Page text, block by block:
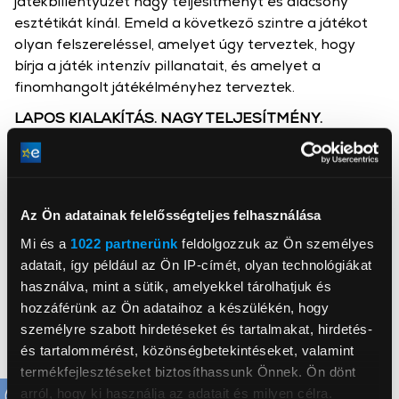
Az Ön adatainak felelősségteljes felhasználása
Mi és a 1022 partnerünk feldolgozzuk az Ön személyes
adatait, így például az Ön IP-címét, olyan technológiákat
használva, mint a sütik, amelyekkel tárolhatjuk és
hozzáférünk az Ön adataihoz a készülékén, hogy
személyre szabott hirdetéseket és tartalmakat, hirdetés-
és tartalommérést, közönségbetekintéseket, valamint
termékfejlesztéseket biztosíthassunk Önnek. Ön dönt
arról, hogy ki használja az adatait és milyen célra.
esztétikát kínál. Emeld a következő szintre a játékot
olyan felszereléssel, amelyet úgy terveztek, hogy
bírja a játék intenzív pillanatait, és amelyet a
finomhangolt játékélményhez terveztek.
LAPOS KIALAKÍTÁS. NAGY TELJESÍTMÉNY.
A Logitech G515 LIGHTSPEED TKL gyorsaságot,
kialakítással. Ez a játékhoz tervezett vezeték nélküli
csatlakoztathatósággal, GL mechanikus kapcsolókkal,
kettős fröccsöntésű PBT billentyűsapkákkal,
hangcsillapító szerkezettel és LIGHTSYNC RGB-vel